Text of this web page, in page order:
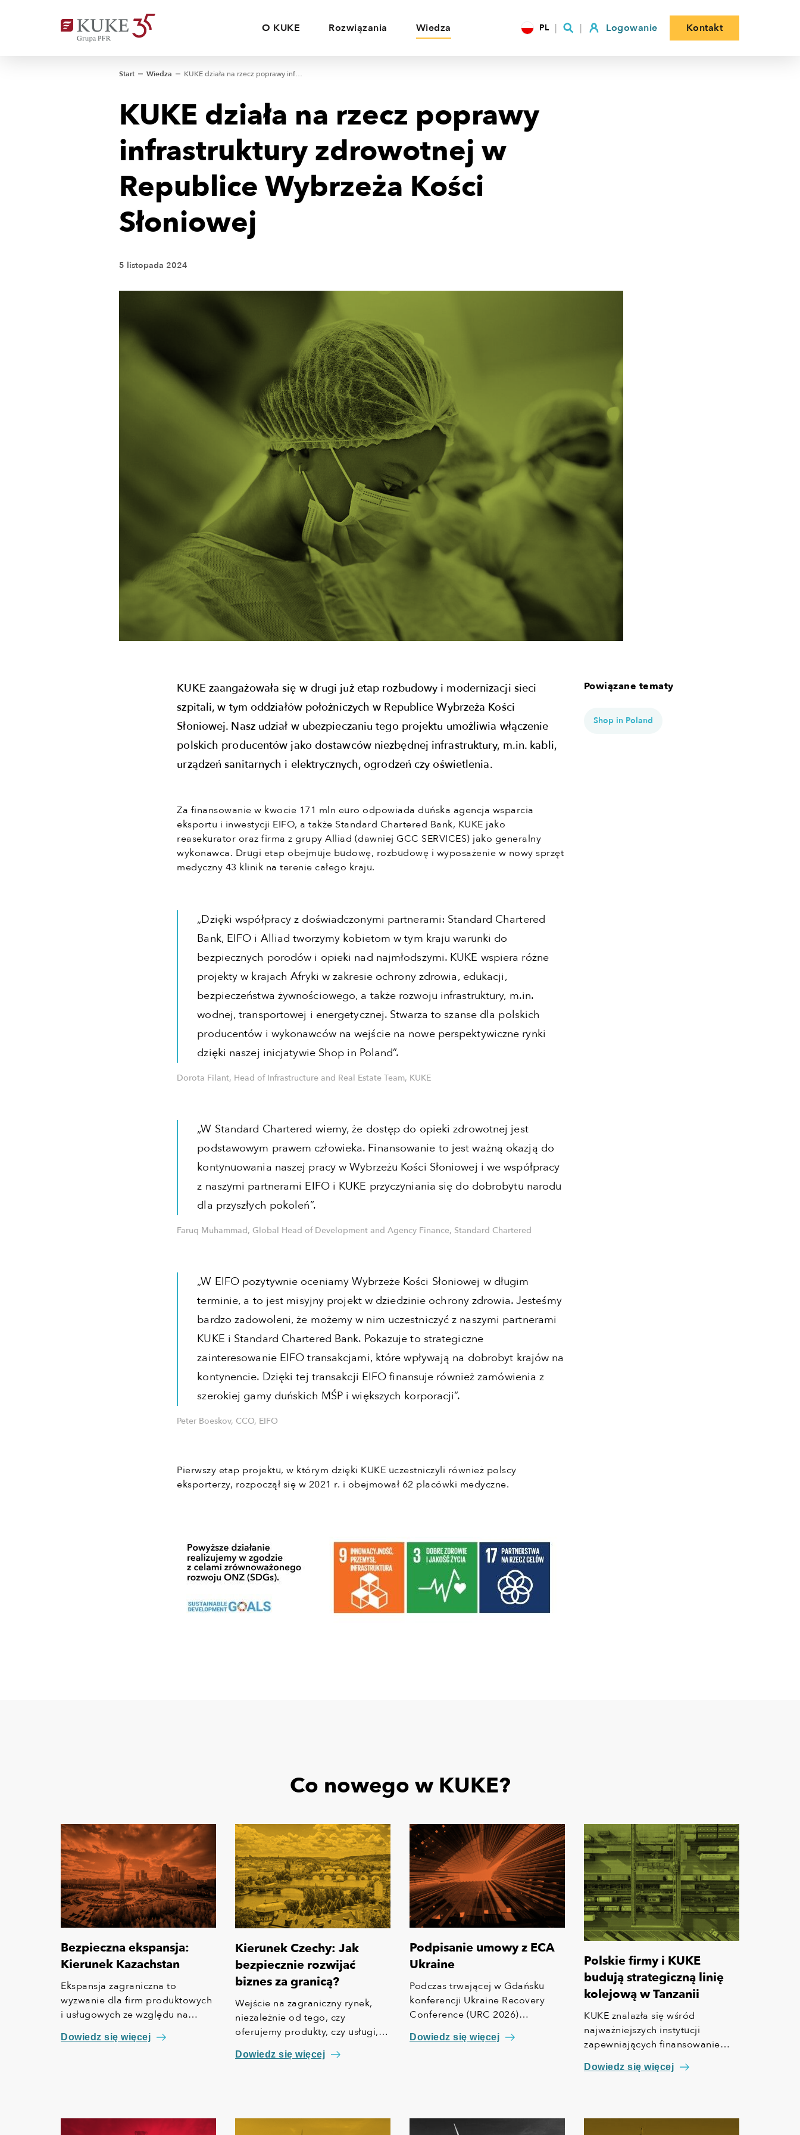
O KUKE Rozwiązania Wiedza PL Logowanie Kontakt
Start Wiedza KUKE działa na rzecz poprawy infrastruktury zdrowotnej w Republice Wybrzeża Kości Słoniowej
KUKE działa na rzecz poprawy
infrastruktury zdrowotnej w
Republice Wybrzeża Kości
Słoniowej
5 listopada 2024
KUKE zaangażowała się w drugi już etap rozbudowy i modernizacji sieci
szpitali, w tym oddziałów położniczych w Republice Wybrzeża Kości
Słoniowej. Nasz udział w ubezpieczaniu tego projektu umożliwia włączenie
polskich producentów jako dostawców niezbędnej infrastruktury, m.in. kabli,
urządzeń sanitarnych i elektrycznych, ogrodzeń czy oświetlenia.
Powiązane tematy
Shop in Poland
Za finansowanie w kwocie 171 mln euro odpowiada duńska agencja wsparcia
eksportu i inwestycji EIFO, a także Standard Chartered Bank, KUKE jako
reasekurator oraz firma z grupy Alliad (dawniej GCC SERVICES) jako generalny
wykonawca. Drugi etap obejmuje budowę, rozbudowę i wyposażenie w nowy sprzęt
medyczny 43 klinik na terenie całego kraju.
„Dzięki współpracy z doświadczonymi partnerami: Standard Chartered
Bank, EIFO i Alliad tworzymy kobietom w tym kraju warunki do
bezpiecznych porodów i opieki nad najmłodszymi. KUKE wspiera różne
projekty w krajach Afryki w zakresie ochrony zdrowia, edukacji,
bezpieczeństwa żywnościowego, a także rozwoju infrastruktury, m.in.
wodnej, transportowej i energetycznej. Stwarza to szanse dla polskich
producentów i wykonawców na wejście na nowe perspektywiczne rynki
dzięki naszej inicjatywie Shop in Poland”.
Dorota Filant, Head of Infrastructure and Real Estate Team, KUKE
„W Standard Chartered wiemy, że dostęp do opieki zdrowotnej jest
podstawowym prawem człowieka. Finansowanie to jest ważną okazją do
kontynuowania naszej pracy w Wybrzeżu Kości Słoniowej i we współpracy
z naszymi partnerami EIFO i KUKE przyczyniania się do dobrobytu narodu
dla przyszłych pokoleń”.
Faruq Muhammad, Global Head of Development and Agency Finance, Standard Chartered
„W EIFO pozytywnie oceniamy Wybrzeże Kości Słoniowej w długim
terminie, a to jest misyjny projekt w dziedzinie ochrony zdrowia. Jesteśmy
bardzo zadowoleni, że możemy w nim uczestniczyć z naszymi partnerami
KUKE i Standard Chartered Bank. Pokazuje to strategiczne
zainteresowanie EIFO transakcjami, które wpływają na dobrobyt krajów na
kontynencie. Dzięki tej transakcji EIFO finansuje również zamówienia z
szerokiej gamy duńskich MŚP i większych korporacji”.
Peter Boeskov, CCO, EIFO
Pierwszy etap projektu, w którym dzięki KUKE uczestniczyli również polscy
eksporterzy, rozpoczął się w 2021 r. i obejmował 62 placówki medyczne.
Co nowego w KUKE?
Bezpieczna ekspansja:
Kierunek Kazachstan
Ekspansja zagraniczna to
wyzwanie dla firm produktowych
i usługowych ze względu na
rynku. Różnice dotyczą nie tylko
Dowiedz się więcej
Kierunek Czechy: Jak
bezpiecznie rozwijać
biznes za granicą?
Wejście na zagraniczny rynek,
niezależnie od tego, czy
oferujemy produkty, czy usługi,
region charakteryzuje się bowiem
technologicznego, ale także
chłonność rynku, koszty
Dowiedz się więcej
Podpisanie umowy z ECA
Ukraine
Podczas trwającej w Gdańsku
konferencji Ukraine Recovery
Conference (URC 2026)
umowę (Memorandum of
KUKE w strukturę właścicielską
Dowiedz się więcej
Polskie firmy i KUKE
budują strategiczną linię
kolejową w Tanzanii
KUKE znalazła się wśród
najważniejszych instytucji
zapewniających finansowanie
kolejowych w Afryce. Usprawni
skomunikuje ją z krajami
sąsiednimi, wzmocni regionalną
Dowiedz się więcej